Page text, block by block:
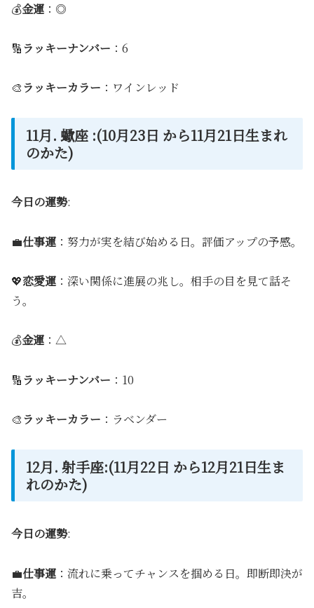
💰金運 ：◎
🔢 ラッキーナンバー ：6
🎨 ラッキーカラー ：ワインレッド
11月. 蠍座 :(10月23日 から11月21日生まれ
のかた)
今日の運勢:
💼仕事運 ：努力が実を結び始める日。評価アップの予感。
💖恋愛運 ：深い関係に進展の兆し。相手の目を見て話そ
う。
💰金運 ：△
🔢 ラッキーナンバー ：10
🎨 ラッキーカラー ：ラベンダー
12月. 射手座:(11月22日 から12月21日生ま
れのかた)
今日の運勢:
💼仕事運 ：流れに乗ってチャンスを掴める日。即断即決が
吉。